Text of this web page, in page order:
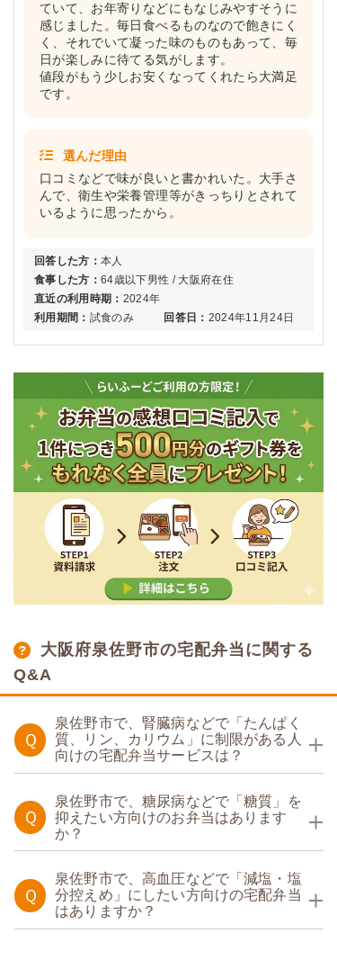
回答した方： 本人
食事した方： 64歳以下男性 / 大阪府在住
直近の利用時期： 2024年
利用期間： 試食のみ 回答日： 2024年11月24日
ていて、お年寄りなどにもなじみやすそうに
感じました。毎日食べるものなので飽きにく
く、それでいて凝った味のものもあって、毎
日が楽しみに待てる気がします。
値段がもう少しお安くなってくれたら大満足
です。
選んだ理由
口コミなどで味が良いと書かれいた。大手さ
んで、衛生や栄養管理等がきっちりとされて
いるように思ったから。
大阪府泉佐野市の宅配弁当に関する
Q&A
Ｑ
泉佐野市で、腎臓病などで「たんぱく
質、リン、カリウム」に制限がある人
向けの宅配弁当サービスは？
Ｑ
泉佐野市で、糖尿病などで「糖質」を
抑えたい方向けのお弁当はあります
か？
Ｑ
泉佐野市で、高血圧などで「減塩・塩
分控えめ」にしたい方向けの宅配弁当
はありますか？